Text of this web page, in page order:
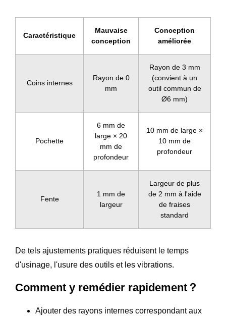
Caractéristique
Mauvaise
conception
Conception
améliorée
Coins internes
Rayon de 0
mm
Rayon de 3 mm
(convient à un
outil commun de
Ø6 mm)
Pochette
6 mm de
large × 20
mm de
profondeur
10 mm de large ×
10 mm de
profondeur
Fente
1 mm de
largeur
Largeur de plus
de 2 mm à l'aide
de fraises
standard
De tels ajustements pratiques réduisent le temps
d'usinage, l'usure des outils et les vibrations.
Comment y remédier rapidement？
Ajouter des rayons internes correspondant aux